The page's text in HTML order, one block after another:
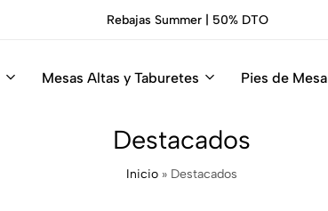
Rebajas Summer | 50% DTO
Mesas Altas y Taburetes Pies de Mesa
Destacados
Inicio» Destacados